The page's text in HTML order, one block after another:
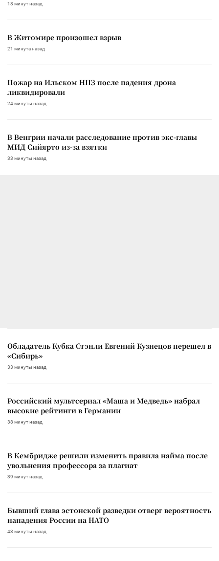
18 минут назад
В Житомире произошел взрыв
21 минута назад
Пожар на Ильском НПЗ после падения дрона
ликвидировали
24 минуты назад
В Венгрии начали расследование против экс-главы
МИД Сийярто из-за взятки
33 минуты назад
Обладатель Кубка Стэнли Евгений Кузнецов перешел в
«Сибирь»
33 минуты назад
Российский мультсериал «Маша и Медведь» набрал
высокие рейтинги в Германии
38 минут назад
В Кембридже решили изменить правила найма после
увольнения профессора за плагиат
39 минут назад
Бывший глава эстонской разведки отверг вероятность
нападения России на НАТО
43 минуты назад